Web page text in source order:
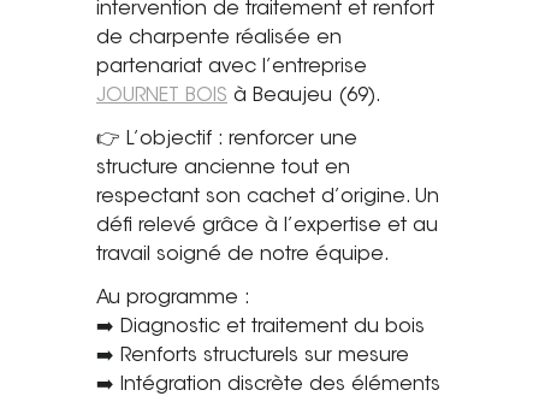
Saint-Étienne
Mâcon
La société
Nos réalisations
Pour les pros
Plâtrier / Peintre
Charpentier / Couvreur
Syndic / Régie
intervention de traitement et renfort
de charpente réalisée en
partenariat avec l’entreprise
JOURNET BOIS à Beaujeu (69).
👉 L’objectif : renforcer une
structure ancienne tout en
respectant son cachet d’origine. Un
défi relevé grâce à l’expertise et au
travail soigné de notre équipe.
Au programme :
➡️ Diagnostic et traitement du bois
➡️ Renforts structurels sur mesure
➡️ Intégration discrète des éléments